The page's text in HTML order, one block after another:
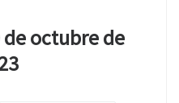
octubre de